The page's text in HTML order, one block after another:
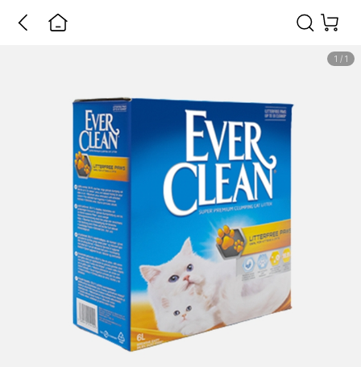
1 / 1